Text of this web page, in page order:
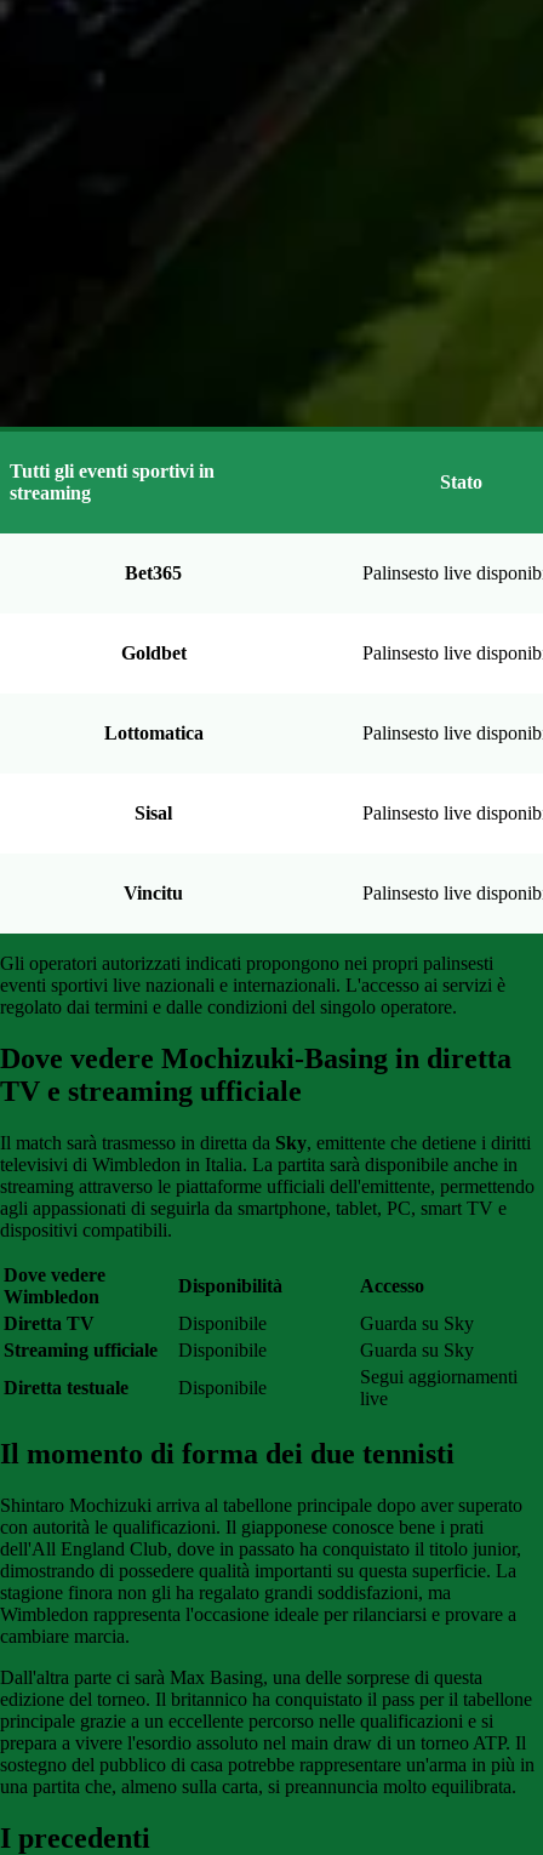
Tutti gli eventi sportivi in
streaming
Stato
Bet365 Palinsesto live
Goldbet Palinsesto live
Lottomatica Palinsesto live
Sisal Palinsesto live
Vincitu Palinsesto live
Gli operatori autorizzati indicati propongono nei propri palinsesti
eventi sportivi live nazionali e internazionali. L'accesso ai servizi è
regolato dai termini e dalle condizioni del singolo operatore.
Dove vedere Mochizuki-Basing in diretta
TV e streaming ufficiale
Il match sarà trasmesso in diretta da Sky, emittente che detiene i diritti
televisivi di Wimbledon in Italia. La partita sarà disponibile anche in
streaming attraverso le piattaforme ufficiali dell'emittente, permettendo
agli appassionati di seguirla da smartphone, tablet, PC, smart TV e
dispositivi compatibili.
Dove vedere
Wimbledon
Disponibilità
Accesso
Diretta TV
Disponibile
Guarda su Sky
Streaming ufficiale
Disponibile
Guarda su Sky
Diretta testuale
Disponibile
Segui aggiornamenti
live
Il momento di forma dei due tennisti
Shintaro Mochizuki arriva al tabellone principale dopo aver superato
con autorità le qualificazioni. Il giapponese conosce bene i prati
dell'All England Club, dove in passato ha conquistato il titolo junior,
dimostrando di possedere qualità importanti su questa superficie. La
stagione finora non gli ha regalato grandi soddisfazioni, ma
Wimbledon rappresenta l'occasione ideale per rilanciarsi e provare a
cambiare marcia.
Dall'altra parte ci sarà Max Basing, una delle sorprese di questa
edizione del torneo. Il britannico ha conquistato il pass per il tabellone
principale grazie a un eccellente percorso nelle qualificazioni e si
prepara a vivere l'esordio assoluto nel main draw di un torneo ATP. Il
sostegno del pubblico di casa potrebbe rappresentare un'arma in più in
una partita che, almeno sulla carta, si preannuncia molto equilibrata.
I precedenti